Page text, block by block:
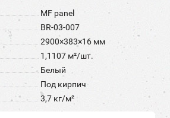
MF panel
BR-03-007
2900×383×16 мм
1,1107 м²/шт.
Белый
Под кирпич
3,7 кг/м²